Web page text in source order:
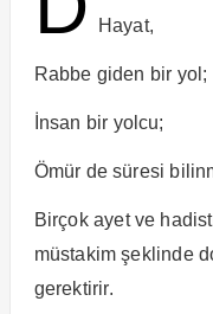
Hayat,
Rabbe giden bir yol;
İnsan bir yolcu;
Ömür de süresi
Birçok ayet ve
müstakim şeklinde
gerektirir.